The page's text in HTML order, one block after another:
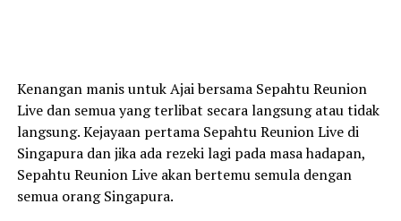
Kenangan manis untuk Ajai bersama Sepahtu Reunion
Live dan semua yang terlibat secara langsung atau tidak
langsung. Kejayaan pertama Sepahtu Reunion Live di
Singapura dan jika ada rezeki lagi pada masa hadapan,
Sepahtu Reunion Live akan bertemu semula dengan
semua orang Singapura.